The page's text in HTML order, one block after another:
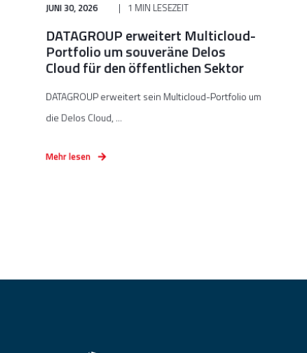
JUNI 30, 2026 1 MIN LESEZEIT
DATAGROUP erweitert Multicloud-
Portfolio um souveräne Delos
Cloud für den öffentlichen Sektor
DATAGROUP erweitert sein Multicloud-Portfolio um
die Delos Cloud, ...
Mehr lesen